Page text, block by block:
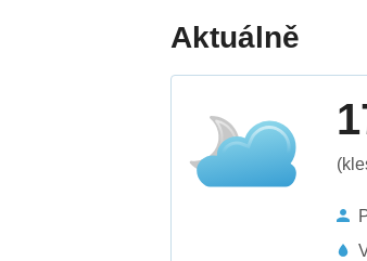
Aktuálně